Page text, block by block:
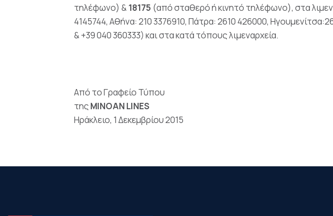
τηλέφωνο) &18175 (από σταθερό ή κινητό τηλέφωνο), στα
4145744, Αθήνα: 210 3376910, Πάτρα: 2610 426000,
& +39 040 360333) και στα κατά τόπους λιμεναρχεία.
Από το Γραφείο Τύπου
της MINOAN LINES
Ηράκλειο, 1 Δεκεμβρίου 2015